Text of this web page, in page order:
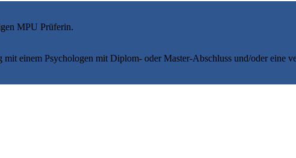
MPU Prüferin.
einem Psychologen mit Diplom- oder Master-Abschluss und/oder eine